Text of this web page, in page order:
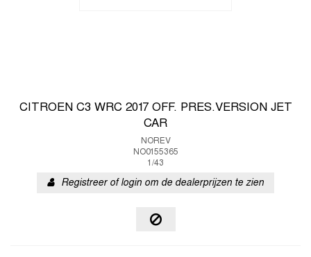
CITROEN C3 WRC 2017 OFF. PRES.VERSION JET
CAR
NOREV
NO0155365
1/43
Registreer of login om de dealerprijzen te zien